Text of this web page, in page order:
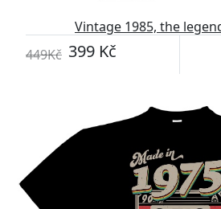
Vintage 1985, the
449Kč 399 Kč